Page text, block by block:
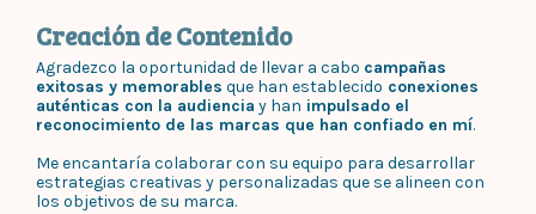
Creación de Contenido
Agradezco la oportunidad de llevar a cabo campañas
exitosas y memorables que han establecido conexiones
auténticas con la audiencia y han impulsado el
reconocimiento de las marcas que han confiado en mí.
Me encantaría colaborar con su equipo para desarrollar
estrategias creativas y personalizadas que se alineen con
los objetivos de su marca.